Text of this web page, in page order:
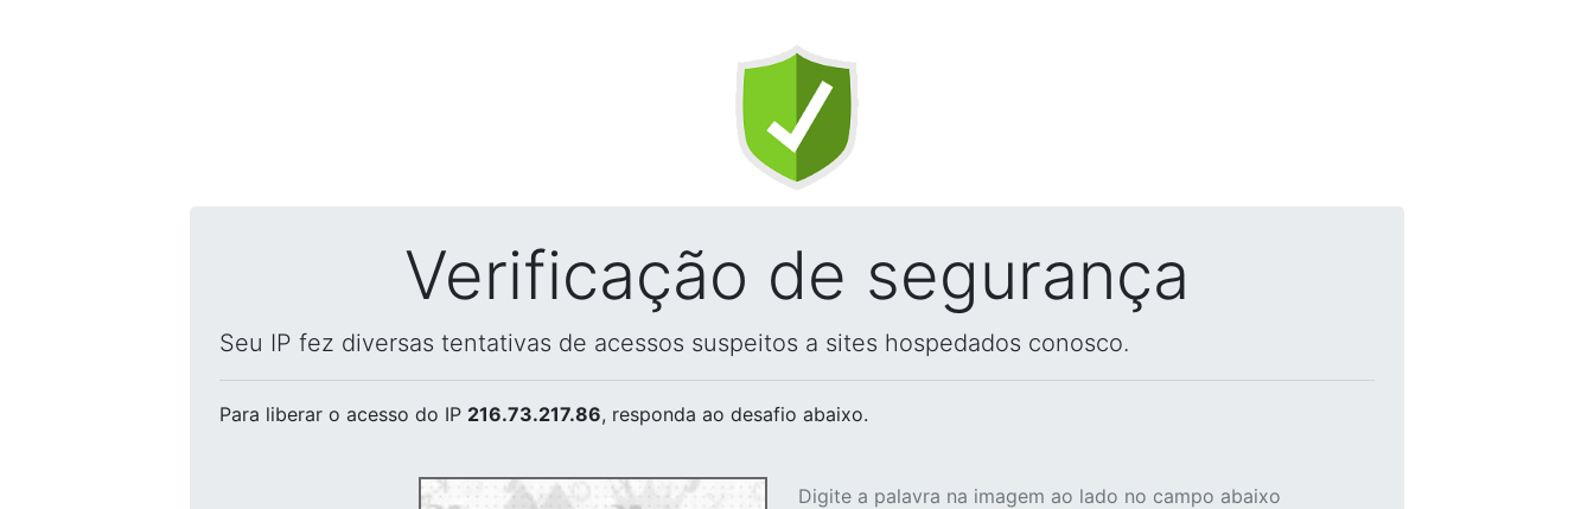
Verificação de segurança
Seu IP fez diversas tentativas de acessos suspeitos a sites hospedados conosco.
Para liberar o acesso do IP 216.73.217.86, responda ao desafio abaixo.
Digite a palavra na imagem ao lado no campo abaixo